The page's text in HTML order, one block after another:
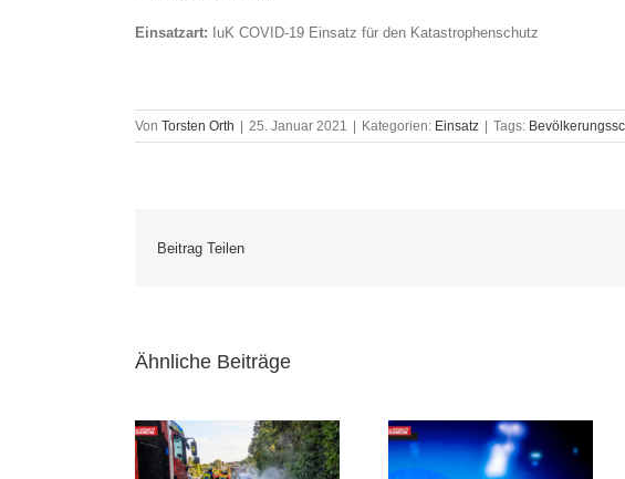
Einsatzart: IuK COVID-19 Einsatz für den Katastrophenschutz
Von Torsten Orth 25. Januar 2021 Kategorien: Einsatz Tags:
Beitrag Teilen
Ähnliche Beiträge